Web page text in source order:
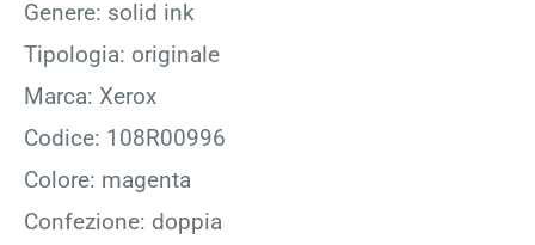
Genere: solid ink
Tipologia: originale
Marca: Xerox
Codice: 108R00996
Colore: magenta
Confezione: doppia